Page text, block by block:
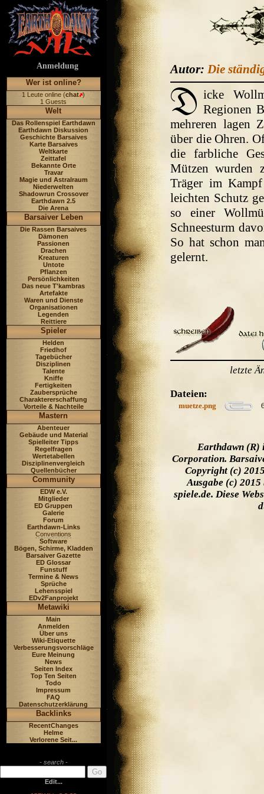
Anmeldung
Wer ist online?
1 Leute online (chat )
1 Guests
Welt
Das Rollenspiel Earthdawn
Earthdawn Diskussion
Geschichte Barsaives
Karte Barsaives
Weltkarte
Zeittafel
Bekannte Orte
Travar
Magie und Astralraum
Niederwelten
Shadowrun Crossover
Earthdawn 2.5
Die Arena
Barsaiver Leben
Die Rassen Barsaives
Dämonen
Passionen
Drachen
Kreaturen
Untote
Pflanzen
Persönlichkeiten
Das neue T'kambras
Artefakte
Waren und Dienste
Organisationen
Legenden
Reittiere
Spieler
Helden
Friedhof
Tagebücher
Disziplinen
Talente
Kniffe
Fertigkeiten
Zaubersprüche
Charaktererschaffung
Vorteile & Nachteile
Mastern
Abenteuer
Gebäude und Material
Spielleiter Tipps
Regelfragen
Wertetabellen
Disziplinenvergleich
Quellenbücher
Community
EDW e.V.
Mitglieder
ED Gruppen
Galerie
Forum
Earthdawn-Links
Conventions
Software
Bögen, Schirme, Kladden
Barsaiver Gazette
ED Glossar
Funstuff
Termine & News
Sprüche
Lehensspiel
EDv2Fanprojekt
Metawiki
Main
Anmelden
Über uns
Wiki-Etiquette
Verbesserungsvorschläge
Eure Meinung
News
Seiten Index
Top Ten Seiten
Todo
Impressum
FAQ
Datenschutzerklärung
Backlinks
RecentChanges
Helme
Verlorene Seit...
- search -
Edit...
Autor: Die
icke
Regionen
mehreren lagen
über die Ohren.
die farbliche
Mützen wurden
Träger im
leichten Schutz
so einer
Schneesturm
So hat schon
gelernt.
letzte
Dateien:
muetze.png
Earthdawn (R)
Corporation.
Copyright (c)
Ausgabe (c) 2015
spiele.de. Diese